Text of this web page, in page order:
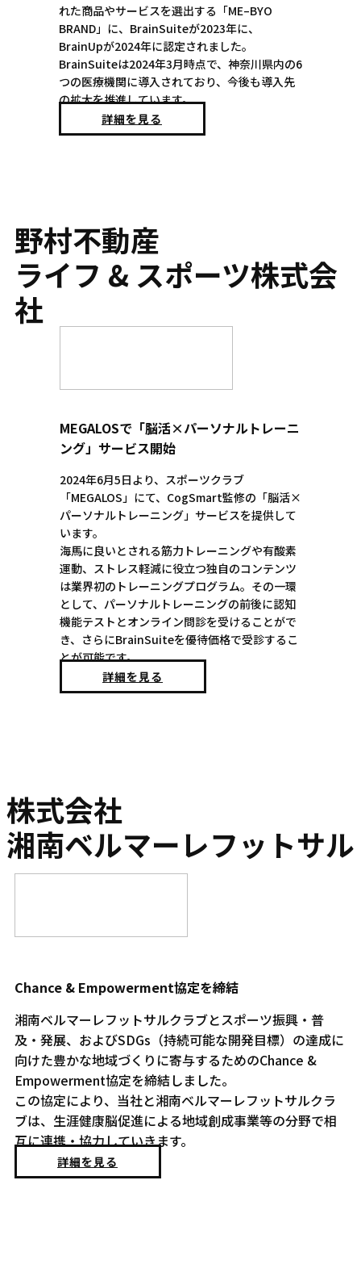
れた​商品やサービスを選出する「ME–BYO
BRAND」に、BrainSuiteが2023年に、
BrainUpが2024年に認定されました。
BrainSuiteは2024年3月時点で、神奈川県内の6
つの医療機関に導入されており、今後も導入先
の拡大を推進しています。
詳細を見る
野村不動産
ライフ & スポーツ株式会
社
MEGALOSで「脳活×パーソナルトレーニ
ング」サービス開始
2024年6月5日より、スポーツクラブ
「MEGALOS」にて、CogSmart監修の「脳活×
パーソナルトレーニング」サービスを提供して
います。
海馬に良いとされる筋力トレーニングや有酸素
運動、ストレス軽減に役立つ独自のコンテンツ
は業界初のトレーニングプログラム。その一環
として、パーソナルトレーニングの前後に認知
機能テストとオンライン問診を受けることがで
き、さらにBrainSuiteを優待価格で受診するこ
とが可能です。
詳細を見る
株式会社
湘南ベルマーレフットサル
Chance & Empowerment協定を締結
湘南ベルマーレフットサルクラブとスポーツ振興・普
及・発展、およびSDGs（持続可能な開発目標）の達成に
向けた豊かな地域づくりに寄与するためのChance &
Empowerment協定を締結しました。
この協定により、当社と湘南ベルマーレフットサルクラ
ブは、生涯健康脳促進による地域創成事業等の分野で相
互に連携・協力していきます。
詳細を見る